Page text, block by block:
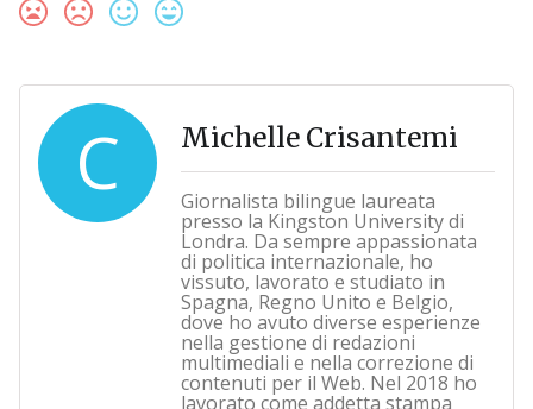
C Michelle Crisantemi
Giornalista bilingue laureata
presso la Kingston University di
Londra. Da sempre appassionata
di politica internazionale, ho
vissuto, lavorato e studiato in
Spagna, Regno Unito e Belgio,
dove ho avuto diverse esperienze
nella gestione di redazioni
multimediali e nella correzione di
contenuti per il Web. Nel 2018 ho
lavorato come addetta stampa